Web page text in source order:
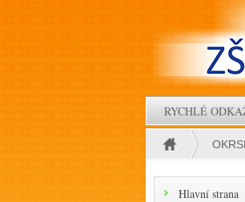
RYCHLÉ
Jste zde
Hlavní strana